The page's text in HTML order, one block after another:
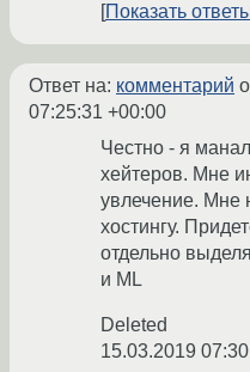
Показать
Ответ на: комментарий
07:25:31 +00:00
Честно - я
хейтеров. Мне
увлечение. Мне
хостингу.
отдельно
и ML
Deleted
15.03.2019